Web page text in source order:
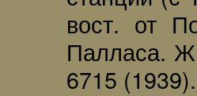
вост. от
Палласа.
6715 (1939).